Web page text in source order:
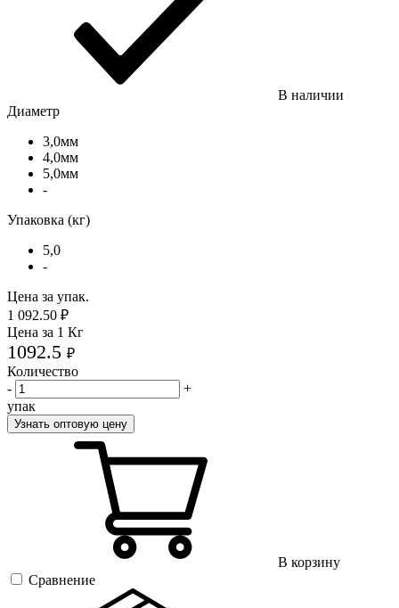
В наличии
Диаметр
3,0мм
4,0мм
5,0мм
-
Упаковка (кг)
5,0
-
Цена за упак.
1 092.50 ₽
Цена за 1 Кг
1092.5 ₽
Количество
-
+
упак
Узнать оптовую цену
В корзину
Сравнение